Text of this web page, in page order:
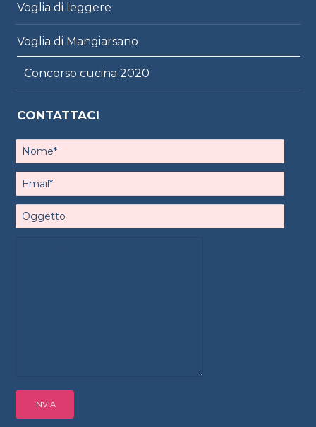
Voglia di leggere
Voglia di Mangiarsano
Concorso cucina 2020
CONTATTACI